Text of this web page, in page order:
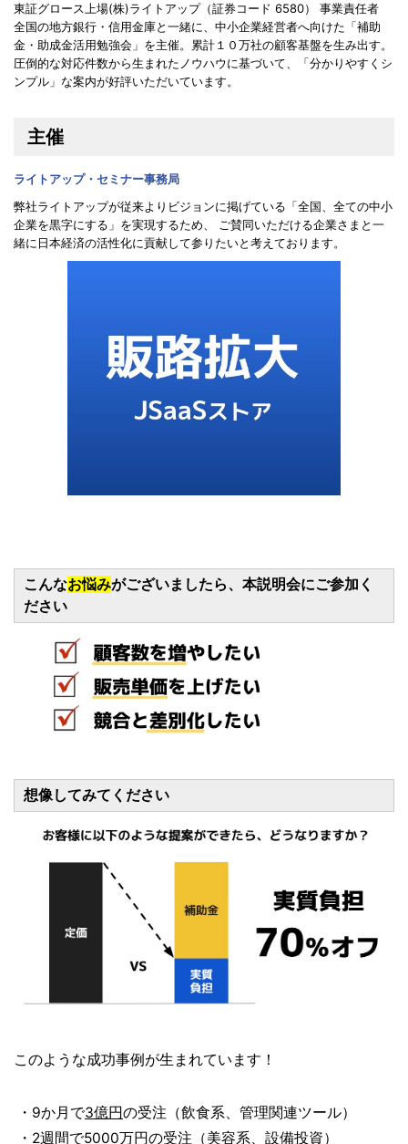
東証グロース上場(株)ライトアップ（証券コード 6580） 事業責任者
全国の地方銀行・信用金庫と一緒に、中小企業経営者へ向けた「補助
金・助成金活用勉強会」を主催。累計１０万社の顧客基盤を生み出す。
圧倒的な対応件数から生まれたノウハウに基づいて、「分かりやすくシ
ンプル」な案内が好評いただいています。
主催
ライトアップ・セミナー事務局
弊社ライトアップが従来よりビジョンに掲げている「全国、全ての中小
企業を黒字にする」を実現するため、 ご賛同いただける企業さまと一
緒に日本経済の活性化に貢献して参りたいと考えております。
こんなお悩みがございましたら、本説明会にご参加く
ださい
想像してみてください
このような成功事例が生まれています！
・9か月で3億円の受注（飲食系、管理関連ツール）
・2週間で5000万円の受注（美容系、設備投資）